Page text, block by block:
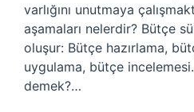
varlığını unutmaya
aşamaları nelerdir? Bütçe
oluşur: Bütçe hazırlama,
uygulama, bütçe
demek?…